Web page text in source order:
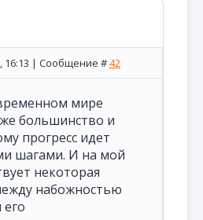
16:13 | Сообщение #42
мире
большинство и
прогресс идет
шагами. И на мой
некоторая
набожностью
его